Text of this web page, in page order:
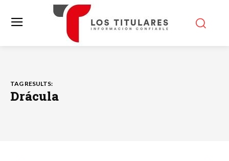
TAG RESULTS:
Drácula